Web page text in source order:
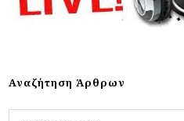
Αναζήτηση Άρθρων